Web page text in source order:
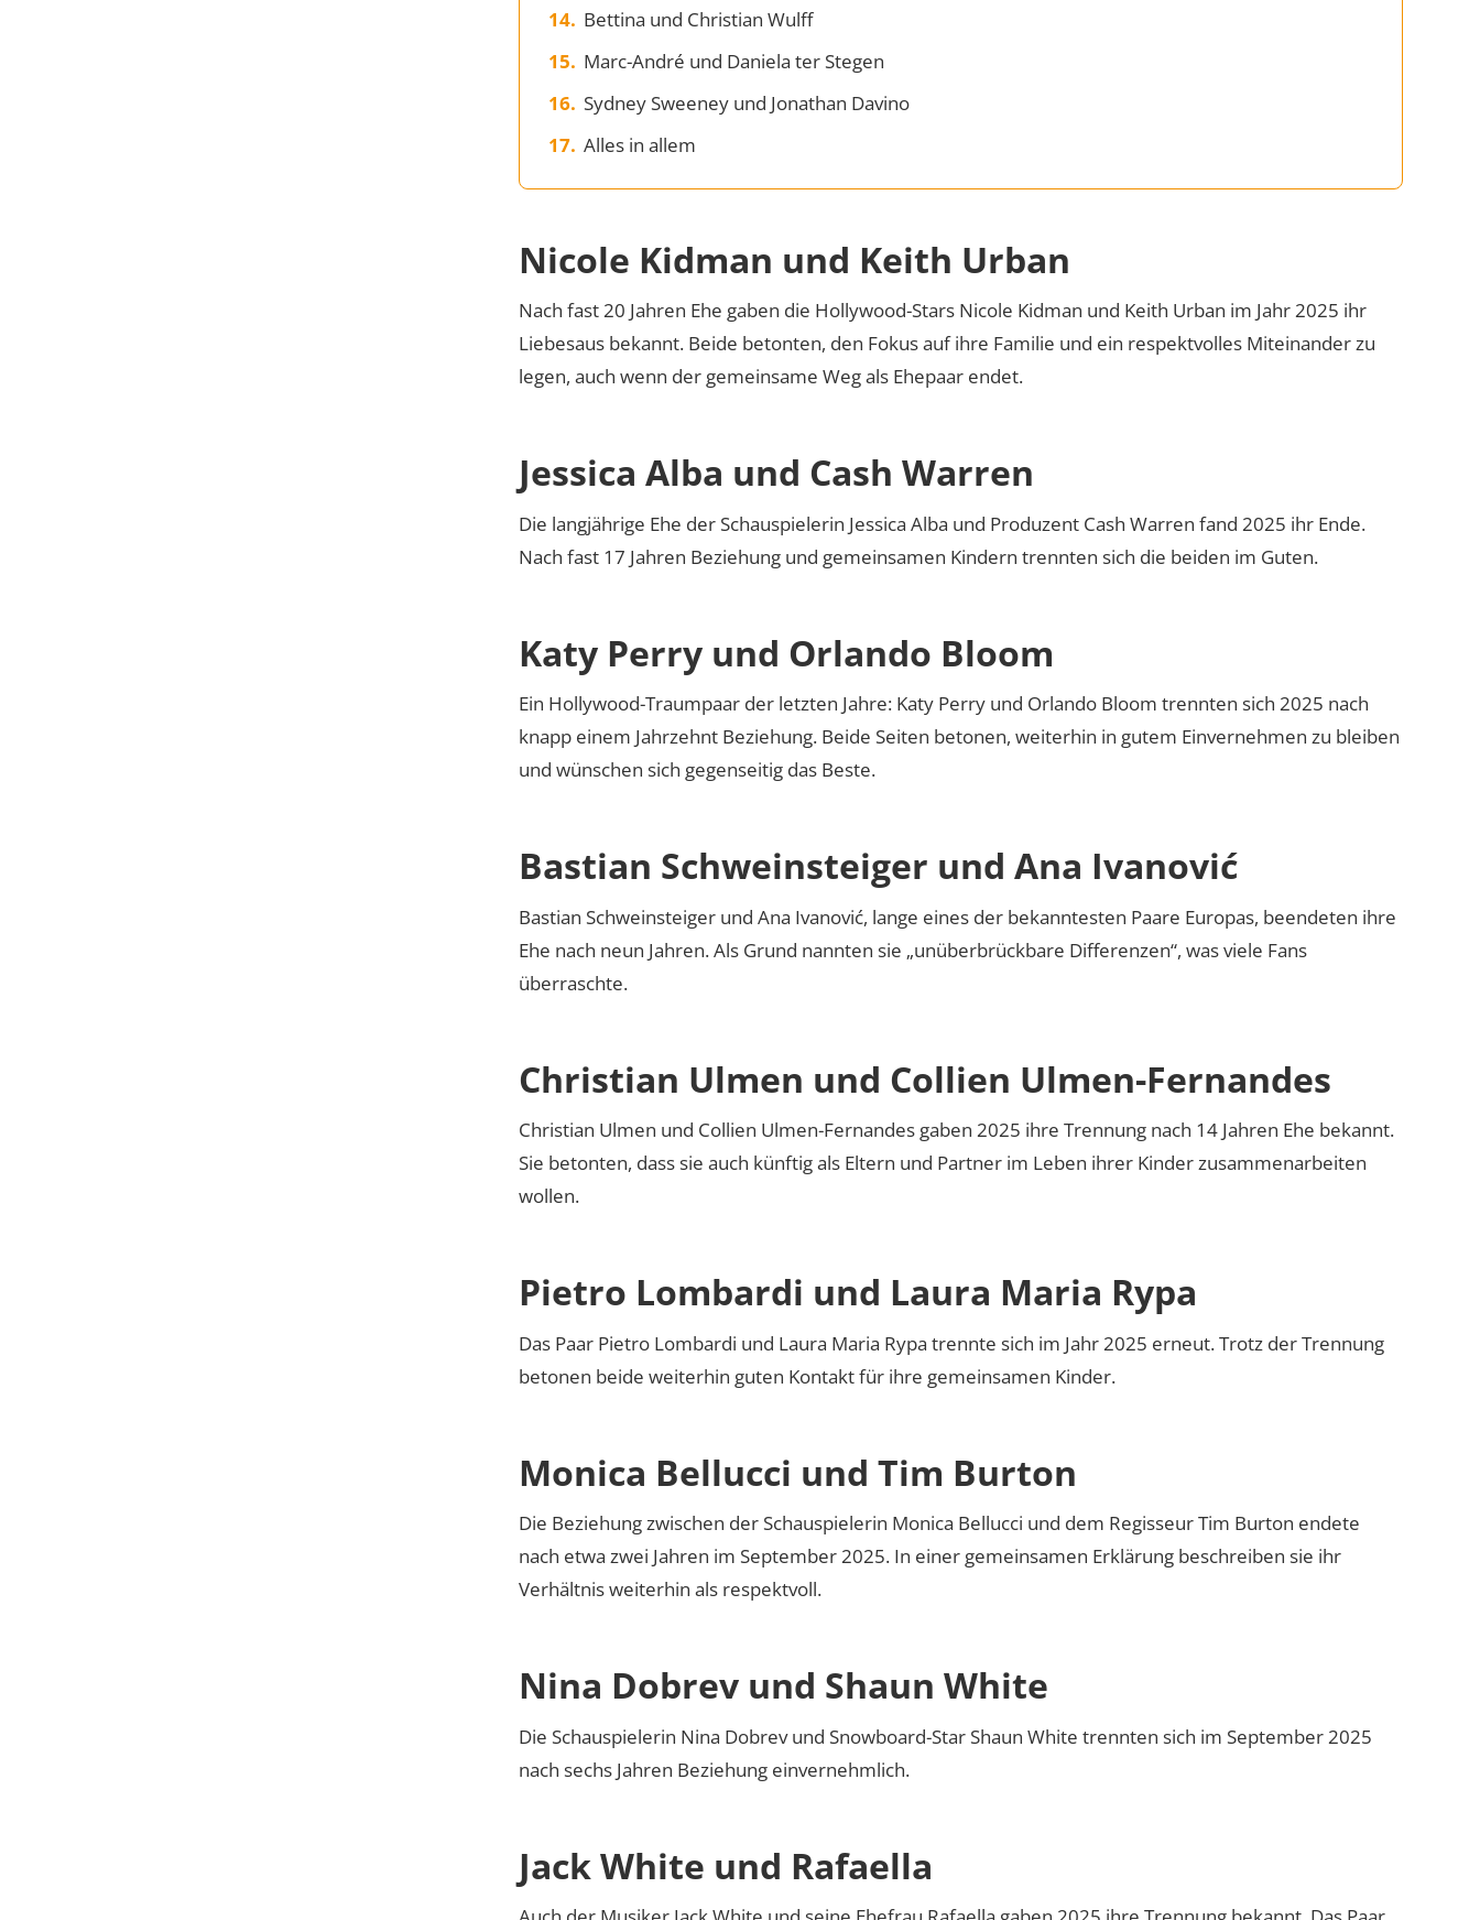
Bettina und Christian Wulff
Marc-André und Daniela ter Stegen
Sydney Sweeney und Jonathan Davino
Alles in allem
Nicole Kidman und Keith Urban
Nach fast 20 Jahren Ehe gaben die Hollywood-Stars Nicole Kidman und Keith Urban im Jahr 2025 ihr
Liebesaus bekannt. Beide betonten, den Fokus auf ihre Familie und ein respektvolles Miteinander zu
legen, auch wenn der gemeinsame Weg als Ehepaar endet.
Jessica Alba und Cash Warren
Die langjährige Ehe der Schauspielerin Jessica Alba und Produzent Cash Warren fand 2025 ihr Ende.
Nach fast 17 Jahren Beziehung und gemeinsamen Kindern trennten sich die beiden im Guten.
Katy Perry und Orlando Bloom
Ein Hollywood-Traumpaar der letzten Jahre: Katy Perry und Orlando Bloom trennten sich 2025 nach
knapp einem Jahrzehnt Beziehung. Beide Seiten betonen, weiterhin in gutem Einvernehmen zu bleiben
und wünschen sich gegenseitig das Beste.
Bastian Schweinsteiger und Ana Ivanović
Bastian Schweinsteiger und Ana Ivanović, lange eines der bekanntesten Paare Europas, beendeten ihre
Ehe nach neun Jahren. Als Grund nannten sie „unüberbrückbare Differenzen“, was viele Fans
überraschte.
Christian Ulmen und Collien Ulmen-Fernandes
Christian Ulmen und Collien Ulmen-Fernandes gaben 2025 ihre Trennung nach 14 Jahren Ehe bekannt.
Sie betonten, dass sie auch künftig als Eltern und Partner im Leben ihrer Kinder zusammenarbeiten
wollen.
Pietro Lombardi und Laura Maria Rypa
Das Paar Pietro Lombardi und Laura Maria Rypa trennte sich im Jahr 2025 erneut. Trotz der Trennung
betonen beide weiterhin guten Kontakt für ihre gemeinsamen Kinder.
Monica Bellucci und Tim Burton
Die Beziehung zwischen der Schauspielerin Monica Bellucci und dem Regisseur Tim Burton endete
nach etwa zwei Jahren im September 2025. In einer gemeinsamen Erklärung beschreiben sie ihr
Verhältnis weiterhin als respektvoll.
Nina Dobrev und Shaun White
Die Schauspielerin Nina Dobrev und Snowboard-Star Shaun White trennten sich im September 2025
nach sechs Jahren Beziehung einvernehmlich.
Jack White und Rafaella